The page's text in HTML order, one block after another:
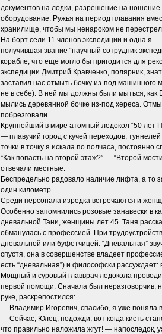
документов на лодки, разрешение на
оборудование. Ружья на период плавания
хранилище, чтобы мы ненароком не
На борт сели 11 членов экспедиции и одна я
получившая звание “научный сотрудник
корабле, что еще могло бы пригодится для
экспедиции Дмитрий Кравченко, полярник,
заставил нас отмыть бочку из-под машинного
не в себе). В ней мы должны были мыться, как
мылись деревянной бочке из-под хереса.
побрезговали.
Крупнейший в мире атомный ледокол “50 лет
— плавучий город с кучей переходов,
точки в точку я искала по полчаса, постоянно
“Как попасть на второй этаж?” — “Второй
отвечали местные.
Беспредельно радовало наличие лифта, а то
один километр.
Среди персонала изредка встречаются и
Особенно запомнились розовые занавески в
дневальной Тани, женщины лет 45. Таня
обманулась с профессией. При
дневальной или буфетчицей. “Дневальная”
спустя, она в совершенстве владеет
есть “дневальная”) и философски
Мощный и суровый главврач ледокола
первой помощи. Сначала был неразговорчив,
руке, раскрепостился:
— Владимир Игоревич, спасибо, я уже поняла
— Сейчас, Юлец, подожди, вот когда кисть
что правильно наложила жгут! — напоследок,